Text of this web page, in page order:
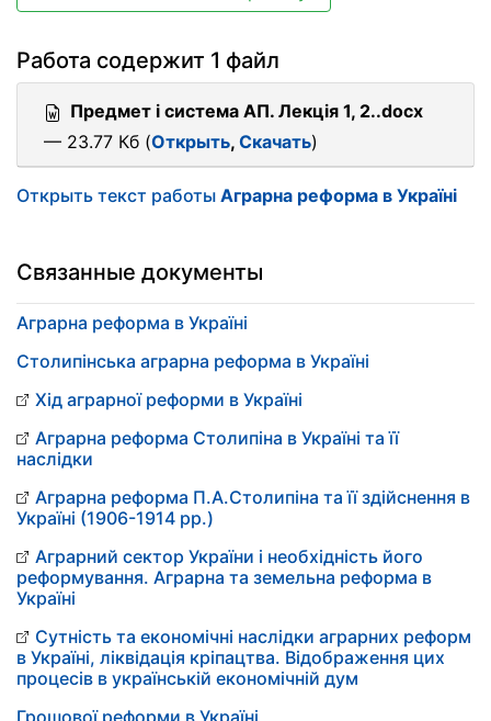
Работа содержит 1 файл
Предмет і система АП. Лекція 1, 2..docx
— 23.77 Кб (Открыть, Скачать)
Открыть текст работы Аграрна реформа в Україні
Связанные документы
Аграрна реформа в Україні
Столипінська аграрна реформа в Україні
Хід аграрної реформи в Україні
Аграрна реформа Столипіна в Україні та її
наслідки
Аграрна реформа П.А.Столипіна та її здійснення в
Україні (1906-1914 рр.)
Аграрний сектор України і необхідність його
реформування. Аграрна та земельна реформа в
Україні
Сутність та економічні наслідки аграрних реформ
в Україні, ліквідація кріпацтва. Відображення цих
процесів в українській економічній дум
Грошової реформи в Україні